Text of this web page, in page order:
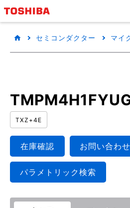
セミコンダクター マイ
TXZ+4E
在庫確認 お問い合わせ
パラメトリック検索